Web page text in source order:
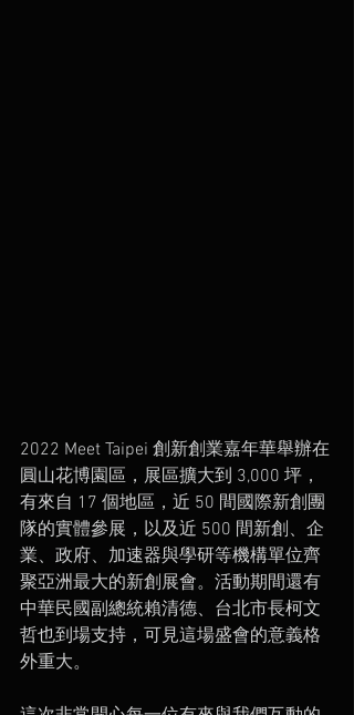
2022 Meet Taipei 創新創業嘉年華舉辦在
圓山花博園區，展區擴大到 3,000 坪，
有來自 17 個地區，近 50 間國際新創團
隊的實體參展，以及近 500 間新創、企
業、政府、加速器與學研等機構單位齊
聚亞洲最大的新創展會。活動期間還有
中華民國副總統賴清德、台北市長柯文
哲也到場支持，可見這場盛會的意義格
外重大。